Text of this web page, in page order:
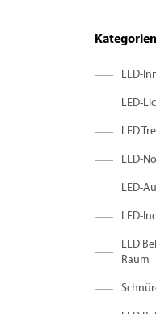
Kategorien
LED-
LED-
LED
LED-
LED-
LED-
LED
Raum